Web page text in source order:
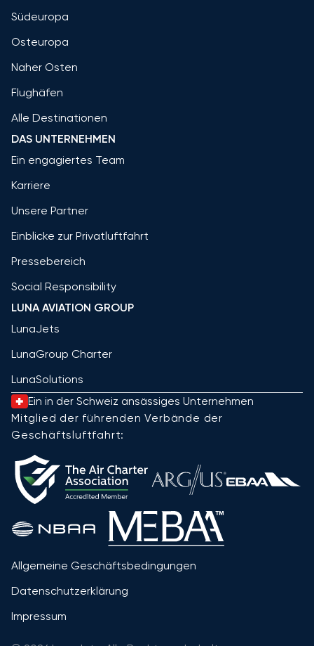
Südeuropa
Osteuropa
Naher Osten
Flughäfen
Alle Destinationen
DAS UNTERNEHMEN
Ein engagiertes Team
Karriere
Unsere Partner
Einblicke zur Privatluftfahrt
Pressebereich
Social Responsibility
LUNA AVIATION GROUP
LunaJets
LunaGroup Charter
LunaSolutions
Ein in der Schweiz ansässiges Unternehmen
Mitglied der führenden Verbände der
Geschäftsluftfahrt:
Allgemeine Geschäftsbedingungen
Datenschutzerklärung
Impressum